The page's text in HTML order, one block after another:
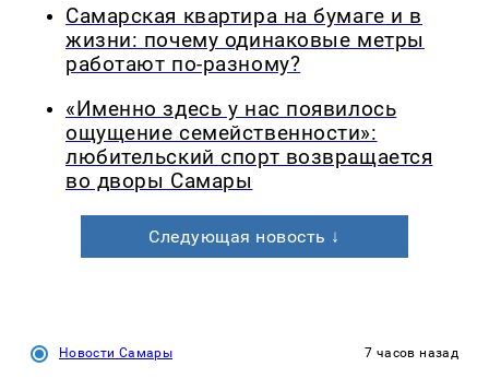
Самарская квартира на бумаге и в
жизни: почему одинаковые метры
работают по-разному?
«Именно здесь у нас появилось
ощущение семейственности»:
любительский спорт возвращается
во дворы Самары
Следующая новость ↓
Новости Самары 7 часов назад